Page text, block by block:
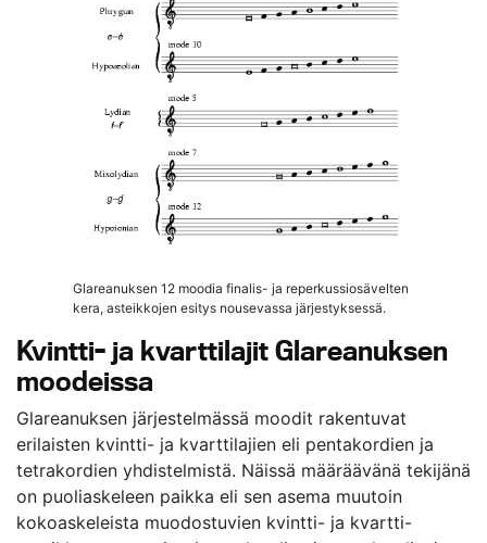
Glareanuksen 12 moodia finalis- ja reperkussiosävelten
kera, asteikkojen esitys nousevassa järjestyksessä.
Kvintti- ja kvarttilajit Glareanuksen
moodeissa
Glareanuksen järjestelmässä moodit rakentuvat
erilaisten kvintti- ja kvarttilajien eli pentakordien ja
tetrakordien yhdistelmistä. Näissä määräävänä tekijänä
on puoliaskeleen paikka eli sen asema muutoin
kokoaskeleista muodostuvien kvintti- ja kvartti-